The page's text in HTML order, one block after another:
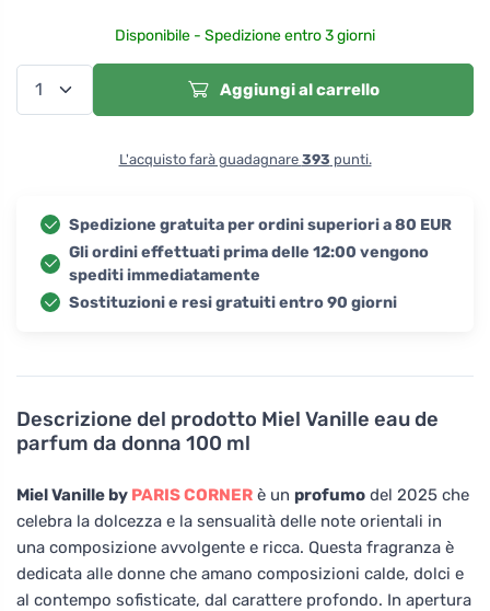
Descrizione del prodotto Miel Vanille eau de
parfum da donna 100 ml
Miel Vanille by PARIS CORNER è un profumo del 2025 che
celebra la dolcezza e la sensualità delle note orientali in
una composizione avvolgente e ricca. Questa fragranza è
dedicata alle donne che amano composizioni calde, dolci e
al contempo sofisticate, dal carattere profondo. In apertura
Disponibile - Spedizione entro 3 giorni
Aggiungi al carrello
L'acquisto farà guadagnare 393 punti.
Spedizione gratuita per ordini superiori a 80 EUR
Gli ordini effettuati prima delle 12:00 vengono
spediti immediatamente
Sostituzioni e resi gratuiti entro 90 giorni